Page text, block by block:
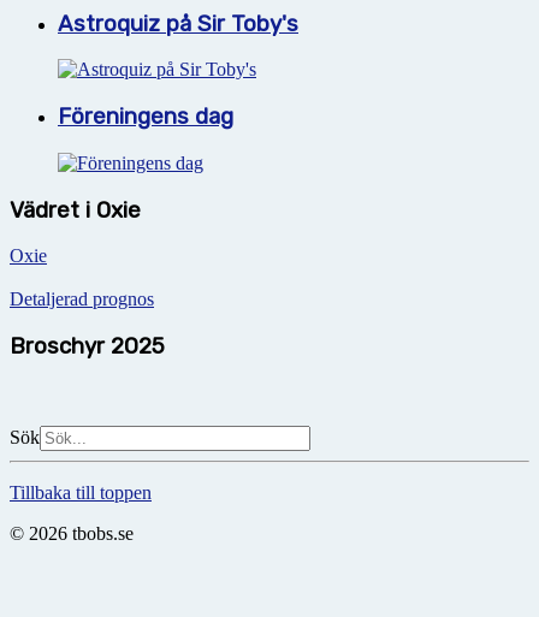
Astroquiz på Sir Toby's
Föreningens dag
Vädret i Oxie
Oxie
Detaljerad prognos
Broschyr 2025
Sök
Tillbaka till toppen
© 2026 tbobs.se